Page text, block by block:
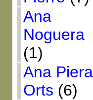
Ana
Noguera
(1)
Ana Piera
Orts (6)